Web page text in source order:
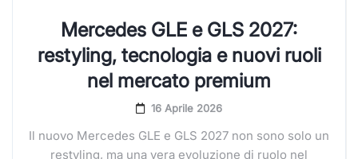
Mercedes GLE e GLS 2027:
restyling, tecnologia e nuovi ruoli
nel mercato premium
16 Aprile 2026
Il nuovo Mercedes GLE e GLS 2027 non sono solo un
restyling, ma una vera evoluzione di ruolo nel